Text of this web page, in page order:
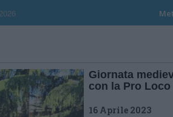
Giornata
con la Pro Loco
16 Aprile 2023